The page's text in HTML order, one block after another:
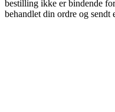
bestilling ikke er bindende
behandlet din ordre og sendt